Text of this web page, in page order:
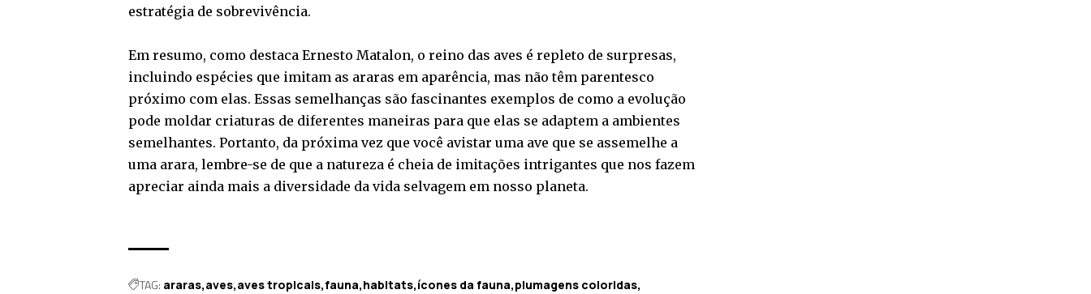
estratégia de sobrevivência.
Em resumo, como destaca Ernesto Matalon, o reino das aves é repleto de surpresas,
incluindo espécies que imitam as araras em aparência, mas não têm parentesco
próximo com elas. Essas semelhanças são fascinantes exemplos de como a evolução
pode moldar criaturas de diferentes maneiras para que elas se adaptem a ambientes
semelhantes. Portanto, da próxima vez que você avistar uma ave que se assemelhe a
uma arara, lembre-se de que a natureza é cheia de imitações intrigantes que nos fazem
apreciar ainda mais a diversidade da vida selvagem em nosso planeta.
TAG: araras aves aves tropicais fauna habitats ícones da fauna plumagens coloridas